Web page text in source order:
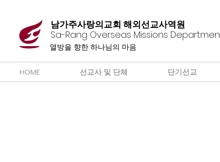
남가주사랑의교회 해외선교사역원
Sa-Rang Overseas Missions
​열방을 향한 하나님의 마음
HOME 선교사 및 단체 단기선교